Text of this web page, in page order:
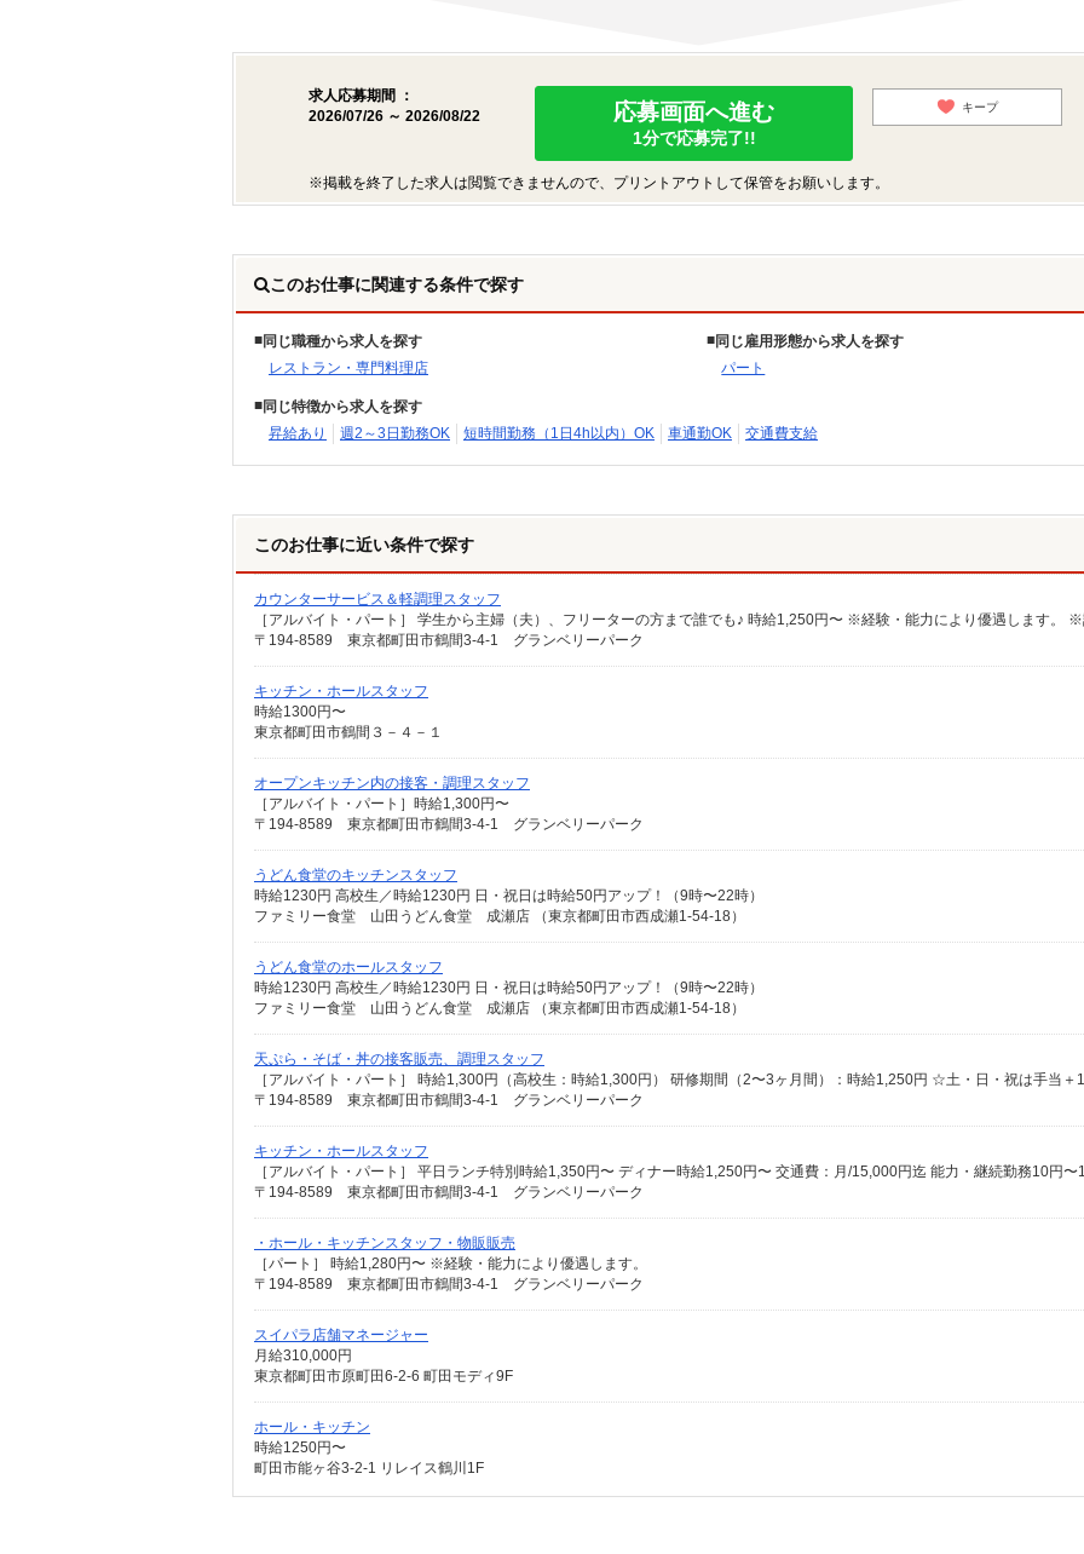
求人応募期間 ：
2026/07/26 ～ 2026/08/22
応募画面へ進む
1分で応募完了!!
キープ
※掲載を終了した求人は閲覧できませんので、プリントアウトして保管をお願いします。
このお仕事に関連する条件で探す
同じ職種から求人を探す
レストラン・専門料理店
同じ雇用形態から求人を探す
パート
同じ特徴から求人を探す
昇給あり
週2～3日勤務OK 短時間勤務（1日4h以内）OK 車通勤OK 交通費支給
このお仕事に近い条件で探す
カウンターサービス＆軽調理スタッフ
〒194-8589 東京都町田市鶴間3-4-1 グランベリーパーク
キッチン・ホールスタッフ
時給1300円〜
東京都町田市鶴間３－４－１
オープンキッチン内の接客・調理スタッフ
［アルバイト・パート］時給1,300円〜
〒194-8589 東京都町田市鶴間3-4-1 グランベリーパーク
うどん食堂のキッチンスタッフ
時給1230円 高校生／時給1230円 日・祝日は時給50円アップ！（9時〜22時）
ファミリー食堂 山田うどん食堂 成瀬店 （東京都町田市西成瀬1-54-18）
うどん食堂のホールスタッフ
時給1230円 高校生／時給1230円 日・祝日は時給50円アップ！（9時〜22時）
ファミリー食堂 山田うどん食堂 成瀬店 （東京都町田市西成瀬1-54-18）
天ぷら・そば・丼の接客販売、調理スタッフ
［アルバイト・パート］ 時給1,300円（高校生：時給1,300円） 研修期間（2〜3ヶ月間）：時給1,250円 ☆土・日・祝は手当＋
〒194-8589 東京都町田市鶴間3-4-1 グランベリーパーク
キッチン・ホールスタッフ
〒194-8589 東京都町田市鶴間3-4-1 グランベリーパーク
・ホール・キッチンスタッフ・物販販売
［パート］ 時給1,280円〜 ※経験・能力により優遇します。
〒194-8589 東京都町田市鶴間3-4-1 グランベリーパーク
スイパラ店舗マネージャー
月給310,000円
東京都町田市原町田6-2-6 町田モディ9F
ホール・キッチン
時給1250円〜
町田市能ヶ谷3-2-1 リレイス鶴川1F